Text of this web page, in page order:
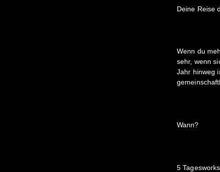
Deine Reise
Wenn du
sehr, wenn
Jahr hinweg
Wann?
5